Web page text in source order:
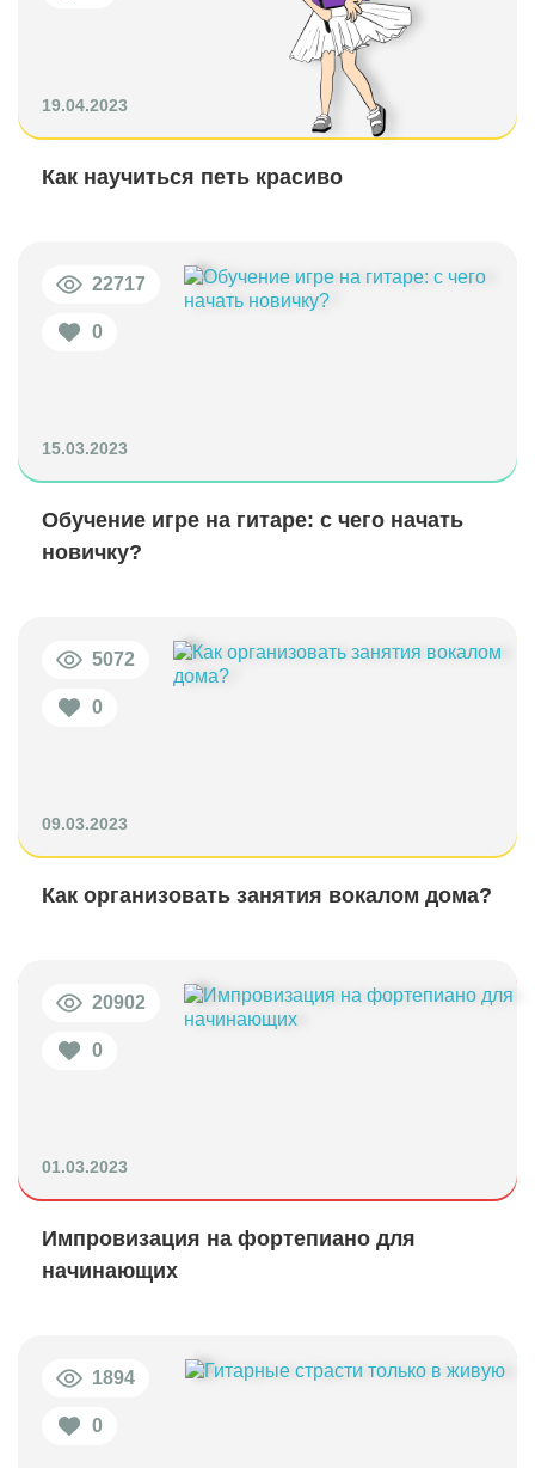
19.04.2023
Как научиться петь красиво
22717
0
15.03.2023
Обучение игре на гитаре: с чего начать
новичку?
5072
0
09.03.2023
Как организовать занятия вокалом дома?
20902
0
01.03.2023
Импровизация на фортепиано для
начинающих
1894
0